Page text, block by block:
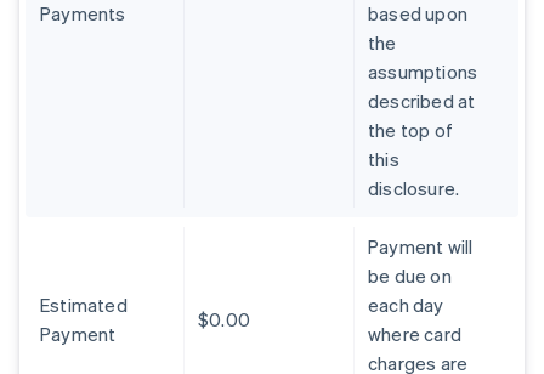
Payments
based upon
the
assumptions
described at
the top of
this
disclosure.
Estimated
Payment
$0.00
Payment will
be due on
each day
where card
charges are
Brasilien
Português